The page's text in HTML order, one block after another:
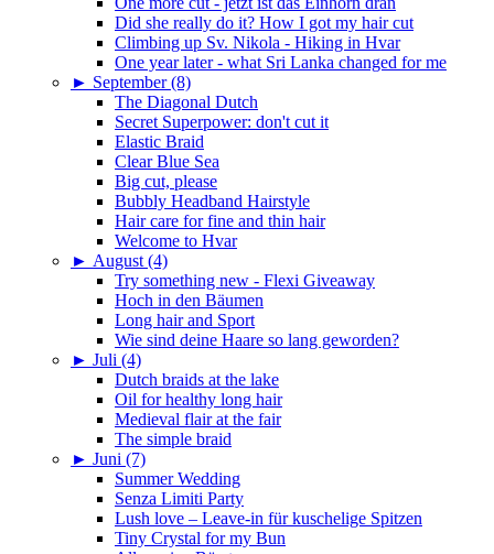
Did she really do it? How I got my hair cut
Climbing up Sv. Nikola - Hiking in Hvar
One year later - what Sri Lanka changed for me
► September (8)
The Diagonal Dutch
Secret Superpower: don't cut it
Elastic Braid
Clear Blue Sea
Big cut, please
Bubbly Headband Hairstyle
Hair care for fine and thin hair
Welcome to Hvar
► August (4)
Try something new - Flexi Giveaway
Hoch in den Bäumen
Long hair and Sport
Wie sind deine Haare so lang geworden?
► Juli (4)
Dutch braids at the lake
Oil for healthy long hair
Medieval flair at the fair
The simple braid
► Juni (7)
Summer Wedding
Senza Limiti Party
Lush love – Leave-in für kuschelige Spitzen
Tiny Crystal for my Bun